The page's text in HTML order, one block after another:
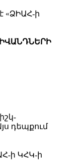
«ՁԻԱՀ-ի
դեպքում
ի ԿՀԿ-ի